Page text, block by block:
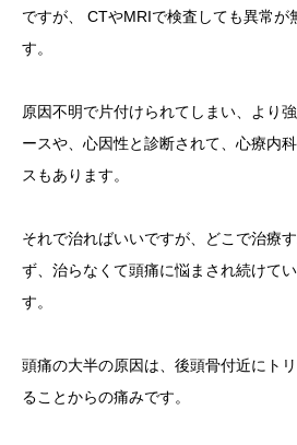
ですが、 CTやMRIで検査しても異常が
す。
原因不明で片付けられてしまい、より
ースや、心因性と診断されて、心療内
スもあります。
それで治ればいいですが、どこで治療
ず、治らなくて頭痛に悩まされ続けて
す。
頭痛の大半の原因は、後頭骨付近にト
ることからの痛みです。